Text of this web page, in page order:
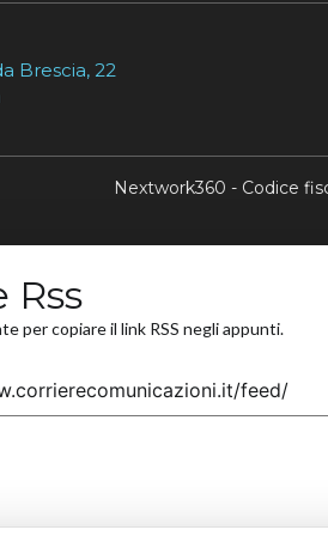
Brescia, 22
Nextwork360 - Codice
Rss
per copiare il link RSS negli appunti.